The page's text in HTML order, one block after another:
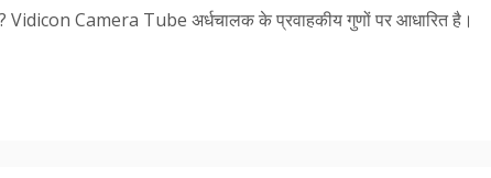
Camera Tube अर्धचालक के प्रवाहकीय गुणों पर आधारित है।